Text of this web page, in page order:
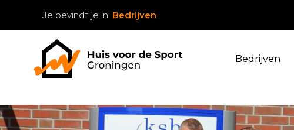
Je bevindt je in: Bedrijven
Bedrijven